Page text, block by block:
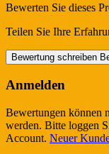
Bewerten Sie dieses
Teilen Sie Ihre
Bewertung schreiben
Anmelden
Bewertungen können
werden. Bitte loggen
Account. Neuer